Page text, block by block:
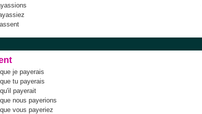
je payerais
tu payerais
payerait
nous payerions
vous payeriez